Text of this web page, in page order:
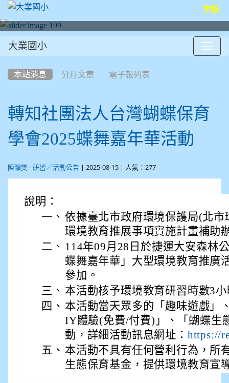
字級
大業國小
本站消息 分月文章 電子報列表
轉知社團法人台灣蝴蝶保育
學會2025蝶舞嘉年華活動
陳韻雯 - 研習／活動公告 | 2025-08-15 | 人氣：277
說明：
一、 依據臺北市政府環境保護局(北市
環境教育推展事項實施計畫補助
二、 114年09月28日於捷運大安森林
蝶舞嘉年華」大型環境教育推廣
參加。
三、 本活動核予環境教育研習時數3
四、 本活動當天眾多的「趣味遊戲」
IY體驗(免費/付費)」、「蝴蝶生
動，詳細活動訊息網址： https://
五、 本活動不具有任何營利行為，所
生態保育基金，提供環境教育宣